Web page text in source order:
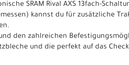
SRAM Rival AXS 13fach-
kannst du für zusätzliche
den zahlreichen
und die perfekt auf das